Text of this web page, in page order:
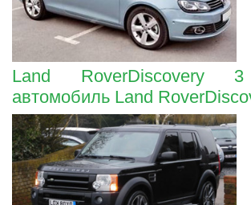
Land
автомобиль Land